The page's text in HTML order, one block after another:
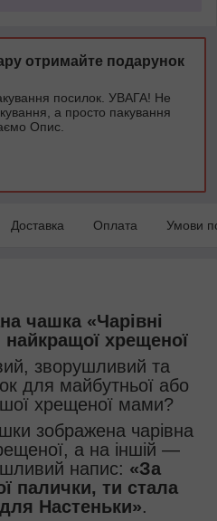
отримайте подарунок
посилок. УВАГА! Не
а просто пакування
Опис.
Доставка Оплата Умови
чашка «Чарівні
хрещеної
зворушливий та
для майбутньої або
хрещеної мами?
зображена чарівна
а на іншій —
напис: «За
палички, ти стала
Настеньки».